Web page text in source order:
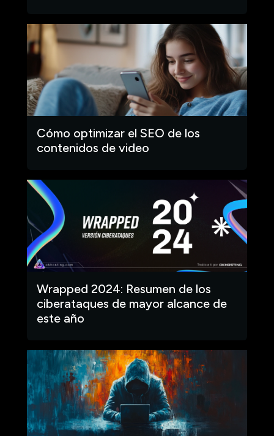
Cómo optimizar el SEO de los
contenidos de video
Wrapped 2024: Resumen de los
ciberataques de mayor alcance de
este año